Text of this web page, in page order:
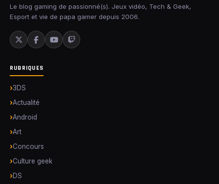
Le blog gaming de passionné(s). Jeux vidéo, Tech & Geek,
Esport et vie de papa gamer depuis 2006.
RUBRIQUES
3DS
Actualité
Android
Art
Concours
Culture geek
DS